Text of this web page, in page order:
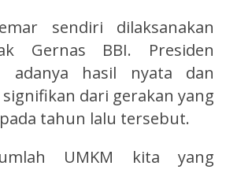
sendiri dilaksanakan
Gernas BBI. Presiden
adanya hasil nyata dan
dari gerakan yang
tahun lalu tersebut.
UMKM kita yang